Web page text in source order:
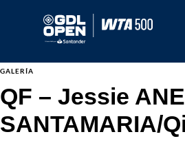
GALERÍA
QF – Jessie
SANTAMARIA/